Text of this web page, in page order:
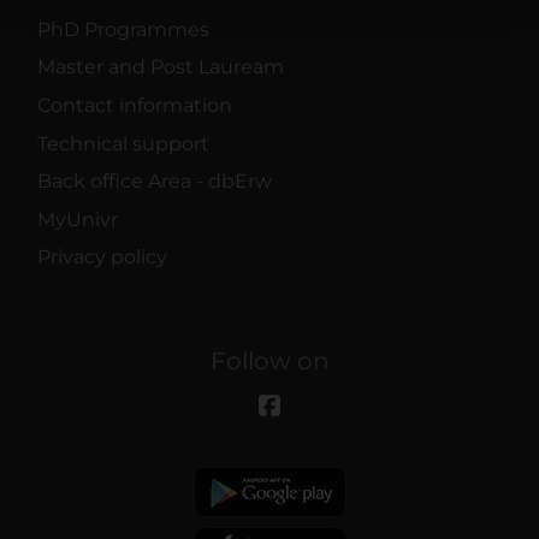
raccolto dal tuo utilizzo dei loro servizi.
PhD Programmes
Master and Post Lauream
Contact information
Technical support
Back office Area - dbErw
MyUnivr
Privacy policy
Follow on